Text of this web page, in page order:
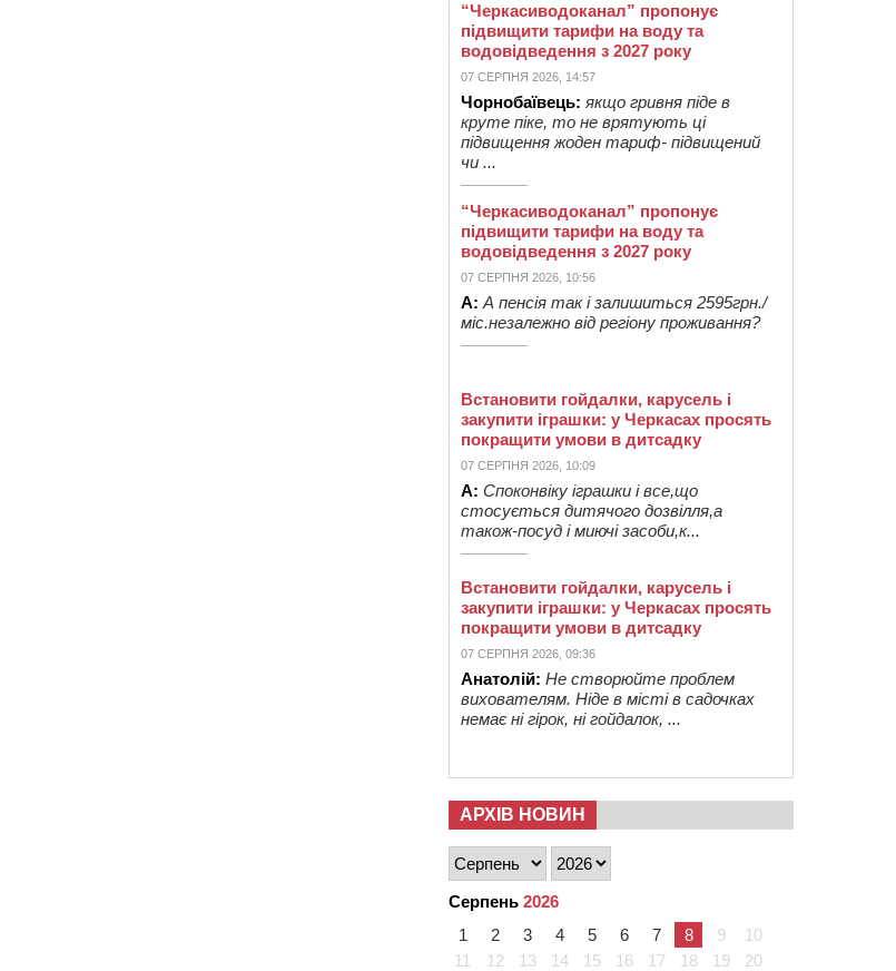
“Черкасиводоканал” пропонує
підвищити тарифи на воду та
водовідведення з 2027 року
07 СЕРПНЯ 2026, 14:57
Чорнобаївець: якщо гривня піде в
круте піке, то не врятують ці
підвищення жоден тариф- підвищений
чи ...
“Черкасиводоканал” пропонує
підвищити тарифи на воду та
водовідведення з 2027 року
07 СЕРПНЯ 2026, 10:56
А: А пенсія так і залишиться 2595грн./
міс.незалежно від регіону проживання?
Встановити гойдалки, карусель і
закупити іграшки: у Черкасах просять
покращити умови в дитсадку
07 СЕРПНЯ 2026, 10:09
А: Споконвіку іграшки і все,що
стосується дитячого дозвілля,а
також-посуд і миючі засоби,к...
Встановити гойдалки, карусель і
закупити іграшки: у Черкасах просять
покращити умови в дитсадку
07 СЕРПНЯ 2026, 09:36
Анатолій: Не створюйте проблем
вихователям. Ніде в місті в садочках
немає ні гірок, ні гойдалок, ...
АРХІВ НОВИН
Серпень 2026
1
2 3 4 5 6 7 8 9
10
11
12 13 14 15 16 17 18 19 20